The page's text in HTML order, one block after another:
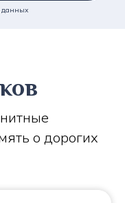
данных
о дорогих